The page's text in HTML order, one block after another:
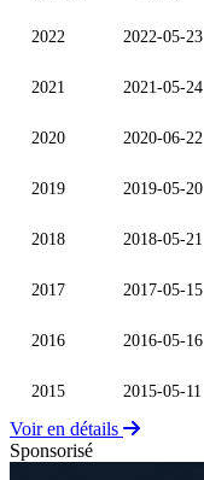
2022 2022-05-23
2021 2021-05-24
2020 2020-06-22
2019 2019-05-20
2018 2018-05-21
2017 2017-05-15
2016 2016-05-16
2015 2015-05-11
Voir en détails
Sponsorisé